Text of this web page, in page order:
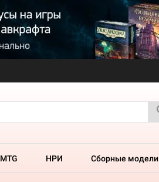
MTG НРИ Сборные модели